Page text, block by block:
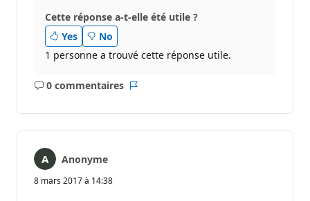
Cette réponse a-t-elle été utile ?
Yes
No
1 personne a trouvé cette réponse utile.
0 commentaires
Aucun
Anonyme
8 mars 2017 à 14:38